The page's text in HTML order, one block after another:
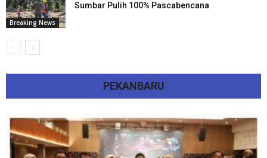
Breaking News
Sumbar Pulih 100% Pascabencana
PEKANBARU